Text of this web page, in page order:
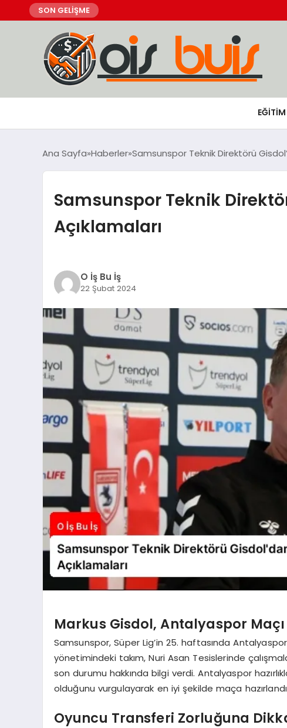
SON GELİŞME
EĞİTİM
Ana Sayfa Haberler Samsunspor Teknik Direktörü
Samsunspor Teknik
Açıklamaları
O İş Bu İş
22 Şubat 2024
Markus Gisdol, Antalyaspor Maçı
Samsunspor, Süper Lig’in 25. haftasında
yönetimindeki takım, Nuri Asan Tesislerinde
son durumu hakkında bilgi verdi. Antalyaspor
olduğunu vurgulayarak en iyi şekilde maça
Oyuncu Transferi Zorluğuna